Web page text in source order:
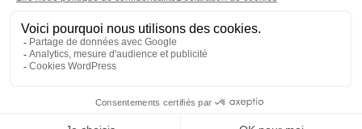
Gestion des cookies
Crédit photos : ©Sud Radio / Pierre Olivier
Anthony Martins Misse
Jacques Pessis